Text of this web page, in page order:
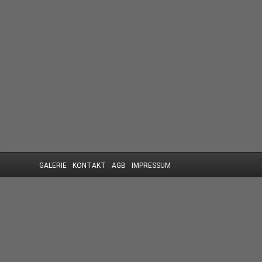
GALERIE KONTAKT AGB IMPRESSUM